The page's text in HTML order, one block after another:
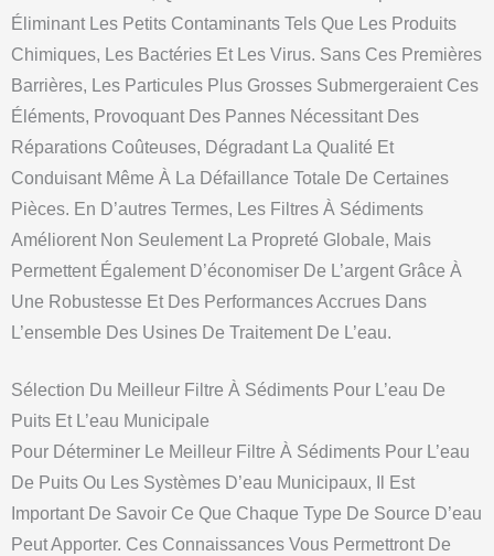
Éliminant Les Petits Contaminants Tels Que Les Produits
Chimiques, Les Bactéries Et Les Virus. Sans Ces Premières
Barrières, Les Particules Plus Grosses Submergeraient Ces
Éléments, Provoquant Des Pannes Nécessitant Des
Réparations Coûteuses, Dégradant La Qualité Et
Conduisant Même À La Défaillance Totale De Certaines
Pièces. En D’autres Termes, Les Filtres À Sédiments
Améliorent Non Seulement La Propreté Globale, Mais
Permettent Également D’économiser De L’argent Grâce À
Une Robustesse Et Des Performances Accrues Dans
L’ensemble Des Usines De Traitement De L’eau.
Sélection Du Meilleur Filtre À Sédiments Pour L’eau De
Puits Et L’eau Municipale
Pour Déterminer Le Meilleur Filtre À Sédiments Pour L’eau
De Puits Ou Les Systèmes D’eau Municipaux, Il Est
Important De Savoir Ce Que Chaque Type De Source D’eau
Peut Apporter. Ces Connaissances Vous Permettront De